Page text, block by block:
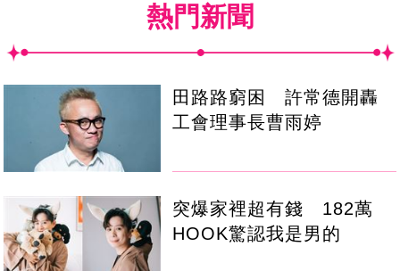
熱門新聞
田路路窮困 許常德開轟
工會理事長曹雨婷
突爆家裡超有錢 182萬
HOOK驚認我是男的